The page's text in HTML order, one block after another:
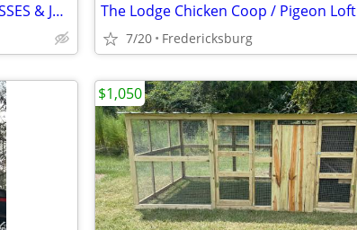
SHIPPING CONTAINERS FOR BUSINESSES & JOB SITES (385) 446-6148 The Lodge Chicken Coop / Pigeon Loft
7/20 Fredericksburg
$1,050